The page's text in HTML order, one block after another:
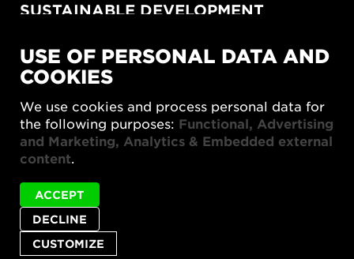
Status
message
Digital föreläsning Formslaget (1)75 år! is not
available in English.
SUSTAINABLE DEVELOPMENT
SUSTAINORDIC
Share Future Living
What Matter_s
Privacy policy
Cookie settings
© 2026 Form/Design Center
USE OF PERSONAL DATA AND
COOKIES
We use cookies and process personal data for
the following purposes: Functional, Advertising
and Marketing, Analytics & Embedded external
content.
CUSTOMIZE
DECLINE
ACCEPT